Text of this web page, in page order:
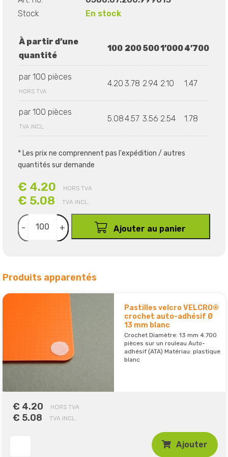
Stock
En stock
À partir d’une
quantité
100 2005001’0004’700
par 100 pièces
HORS TVA
4.20 3.78 2.94 2.10 1.47
par 100 pièces
TVA INCL.
5.084.57 3.56 2.54 1.78
* Les prix ne comprennent pas l'expédition / autres
quantités sur demande
€ 4.20 HORS TVA
€ 5.08 TVA INCL.
- + Ajouter au panier
Produits apparentés
Pastilles velcro VELCRO®
crochet auto-adhésif Ø
13 mm blanc
Crochet Diamètre: 13 mm 4.700
pièces sur un rouleau Auto-
adhésif (ATA) Matériau: plastique
blanc
€ 4.20 HORS TVA
€ 5.08 TVA INCL.
Ajouter